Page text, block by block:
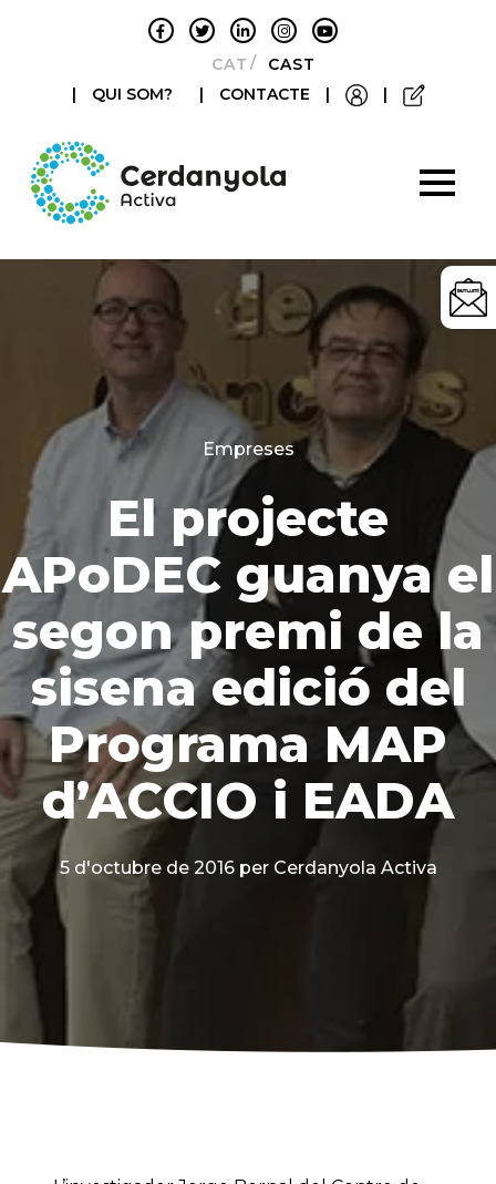
CATALÀCASTELLANO
|
QUI SOM? | CONTACTE | |
Categories
Empreses
El projecte
APoDEC guanya el
segon premi de la
sisena edició del
Programa MAP
d’ACCIO i EADA
5 d'octubre de 2016 per Cerdanyola Activa